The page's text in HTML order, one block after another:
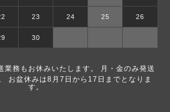
23 24 25 26
30
業務もお休みいたします。 月・金のみ発送
お盆休みは8月7日から17日までとなりま
す。